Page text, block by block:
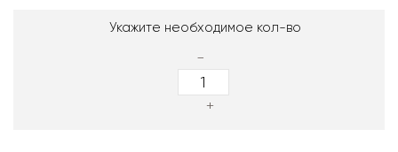
Укажите необходимое кол-во
-
+